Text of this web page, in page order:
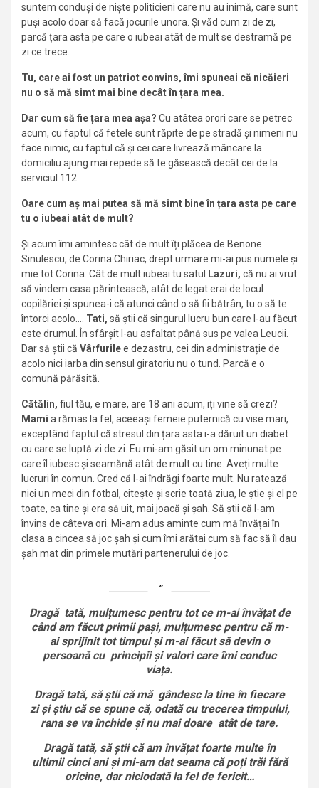
suntem conduși de niște politicieni care nu au inimă, care sunt
puși acolo doar să facă jocurile unora. Și văd cum zi de zi,
parcă țara asta pe care o iubeai atât de mult se destramă pe
zi ce trece.
Tu, care ai fost un patriot convins, îmi spuneai că nicăieri
nu o să mă simt mai bine decât în țara mea.
Dar cum să fie țara mea așa? Cu atâtea orori care se petrec
acum, cu faptul că fetele sunt răpite de pe stradă și nimeni nu
face nimic, cu faptul că și cei care livrează mâncare la
domiciliu ajung mai repede să te găsească decât cei de la
serviciul 112.
Oare cum aș mai putea să mă simt bine în țara asta pe care
tu o iubeai atât de mult?
Și acum îmi amintesc cât de mult îți plăcea de Benone
Sinulescu, de Corina Chiriac, drept urmare mi-ai pus numele și
mie tot Corina. Cât de mult iubeai tu satul Lazuri, că nu ai vrut
să vindem casa părintească, atât de legat erai de locul
copilăriei și spunea-i că atunci când o să fii bătrân, tu o să te
întorci acolo…. Tati, să știi că singurul lucru bun care l-au făcut
este drumul. În sfârșit l-au asfaltat până sus pe valea Leucii.
Dar să știi că Vârfurilee dezastru, cei din administrație de
acolo nici iarba din sensul giratoriu nu o tund. Parcă e o
comună părăsită.
Cătălin, fiul tău, e mare, are 18 ani acum, iți vine să crezi?
Mami a rămas la fel, aceeași femeie puternică cu vise mari,
exceptând faptul că stresul din țara asta i-a dăruit un diabet
cu care se luptă zi de zi. Eu mi-am găsit un om minunat pe
care îl iubesc și seamănă atât de mult cu tine. Aveți multe
lucruri în comun. Cred că l-ai îndrăgi foarte mult. Nu ratează
nici un meci din fotbal, citește și scrie toată ziua, le știe și el pe
toate, ca tine și era să uit, mai joacă și șah. Să știi că l-am
învins de câteva ori. Mi-am adus aminte cum mă învățai în
clasa a cincea să joc șah și cum îmi arătai cum să fac să îi dau
șah mat din primele mutări partenerului de joc.
Dragă tată, mulțumesc pentru tot ce m-ai învățat de
când am făcut primii pași, mulțumesc pentru că m-
ai sprijinit tot timpul și m-ai făcut să devin o
persoană cu principii și valori care îmi conduc
viața.
Dragă tată, să știi că mă gândesc la tine în fiecare
zi și știu că se spune că, odată cu trecerea timpului,
rana se va închide și nu mai doare atât de tare.
Dragă tată, să știi că am învățat foarte multe în
ultimii cinci ani și mi-am dat seama că poți trăi fără
oricine, dar niciodată la fel de fericit…